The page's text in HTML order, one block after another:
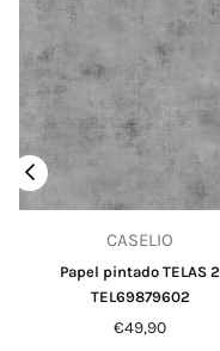
CASELIO
Papel pintado TELAS 2
TEL69879602
Precio
€49,90